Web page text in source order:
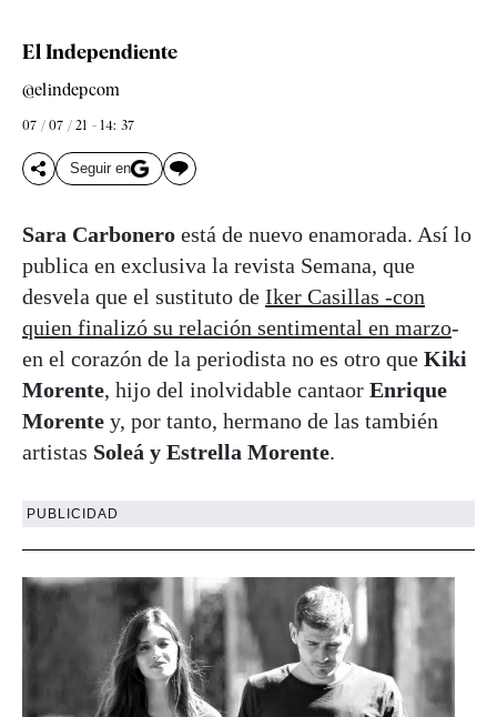
El Independiente
@elindepcom
07 / 07 / 21 - 14: 37
Seguir en
Sara Carbonero está de nuevo enamorada. Así lo
publica en exclusiva la revista Semana, que
desvela que el sustituto de Iker Casillas -con
quien finalizó su relación sentimental en marzo-
en el corazón de la periodista no es otro que Kiki
Morente, hijo del inolvidable cantaor Enrique
Morente y, por tanto, hermano de las también
artistas Soleá y Estrella Morente.
PUBLICIDAD